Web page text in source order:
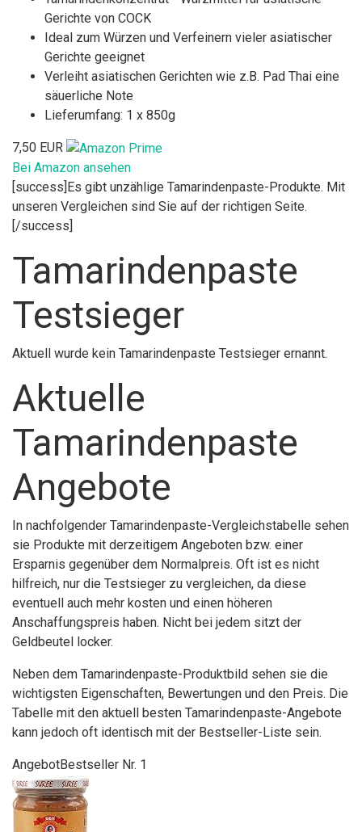
Gerichte von COCK
Ideal zum Würzen und Verfeinern vieler asiatischer
Gerichte geeignet
Verleiht asiatischen Gerichten wie z.B. Pad Thai eine
säuerliche Note
Lieferumfang: 1 x 850g
7,50 EUR
Bei Amazon ansehen
[success]Es gibt unzählige Tamarindenpaste-Produkte. Mit
unseren Vergleichen sind Sie auf der richtigen Seite.
[/success]
Tamarindenpaste
Testsieger
Aktuell wurde kein Tamarindenpaste Testsieger ernannt.
Aktuelle
Tamarindenpaste
Angebote
In nachfolgender Tamarindenpaste-Vergleichstabelle sehen
sie Produkte mit derzeitigem Angeboten bzw. einer
Ersparnis gegenüber dem Normalpreis. Oft ist es nicht
hilfreich, nur die Testsieger zu vergleichen, da diese
eventuell auch mehr kosten und einen höheren
Anschaffungspreis haben. Nicht bei jedem sitzt der
Geldbeutel locker.
Neben dem Tamarindenpaste-Produktbild sehen sie die
wichtigsten Eigenschaften, Bewertungen und den Preis. Die
Tabelle mit den aktuell besten Tamarindenpaste-Angebote
kann jedoch oft identisch mit der Bestseller-Liste sein.
AngebotBestseller Nr. 1